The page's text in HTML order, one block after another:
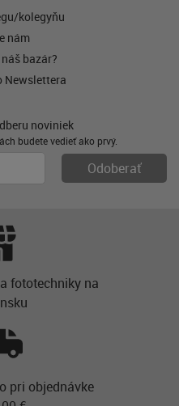
kolegyňu
nám
bazár?
Newslettera
noviniek
budete vedieť ako prvý.
fototechniky na
pri objednávke